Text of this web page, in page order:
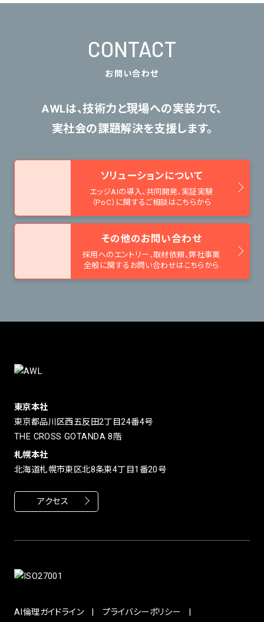
CONTACT
お問い合わせ
AWLは、技術力と現場への実装力で、
実社会の課題解決を支援します。
ソリューションについて
エッジAIの導入、共同開発、 実証実験
（PoC）に関するご相談はこちらから
その他のお問い合わせ
採用へのエントリー、取材依頼、弊社事業
全般に関するお問い合わせはこちらから
東京本社
東京都品川区西五反田2丁目24番4号
THE CROSS GOTANDA 8階
札幌本社
北海道札幌市東区北8条東4丁目1番20号
アクセス
AI倫理ガイドライン
プライバシーポリシー